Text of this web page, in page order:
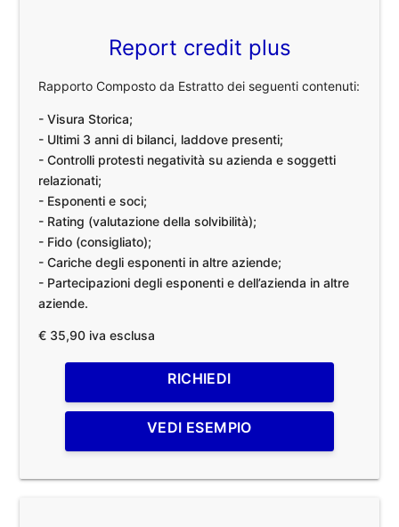
Report credit plus
Rapporto Composto da Estratto dei seguenti contenuti:
- Visura Storica;
- Ultimi 3 anni di bilanci, laddove presenti;
- Controlli protesti negatività su azienda e soggetti
relazionati;
- Esponenti e soci;
- Rating (valutazione della solvibilità);
- Fido (consigliato);
- Cariche degli esponenti in altre aziende;
- Partecipazioni degli esponenti e dell’azienda in altre
aziende.
€ 35,90 iva esclusa
RICHIEDI
VEDI ESEMPIO